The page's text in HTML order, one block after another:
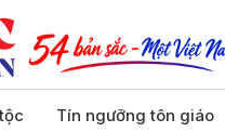
Tín ngưỡng tôn giáo